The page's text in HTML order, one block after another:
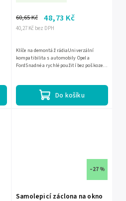
40,27 Kč bez DPH
60,65 Kč 48,73 Kč
Do košíku
Klíče na demontáž rádiaUniverzální
kompatibilita s automobily Opel a
FordSnadné a rychlé použití bez poškození
–27 %
Samolepicí záclona na okno